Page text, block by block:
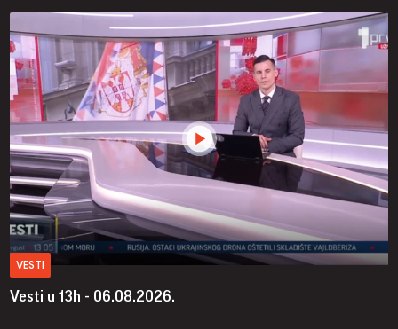
VESTI
Vesti u 13h - 06.08.2026.